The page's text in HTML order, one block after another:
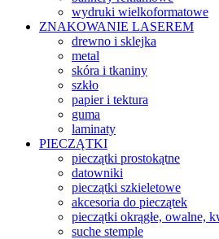
wydruki wielkoformatowe
ZNAKOWANIE LASEREM
drewno i sklejka
metal
skóra i tkaniny
szkło
papier i tektura
guma
laminaty
PIECZĄTKI
pieczątki prostokątne
datowniki
pieczątki szkieletowe
akcesoria do pieczątek
pieczątki okrągłe, owalne,
suche stemple